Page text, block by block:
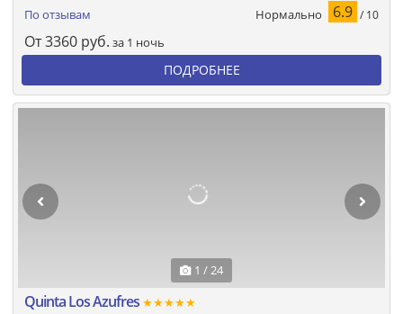
По отзывам
Нормально 6.9 / 10
От3360 руб. за 1 ночь
ПОДРОБНЕЕ
1 / 24
Quinta Los Azufres ★★★★★